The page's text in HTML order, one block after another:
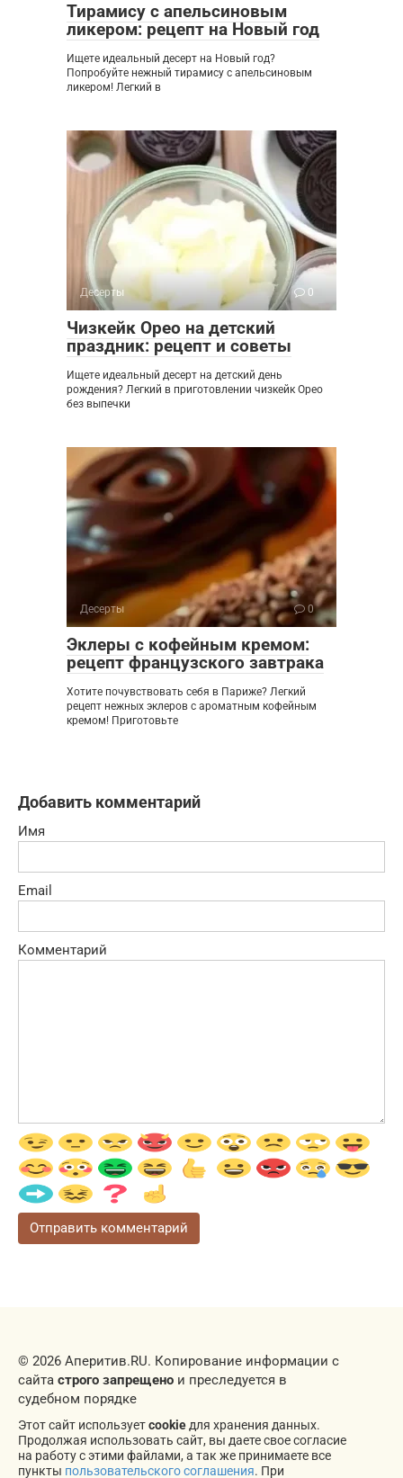
Тирамису с апельсиновым
ликером: рецепт на Новый год
Ищете идеальный десерт на Новый год?
Попробуйте нежный тирамису с апельсиновым
ликером! Легкий в
Десерты 0
Чизкейк Орео на детский
праздник: рецепт и советы
Ищете идеальный десерт на детский день
рождения? Легкий в приготовлении чизкейк Орео
без выпечки
Десерты 0
Эклеры с кофейным кремом:
рецепт французского завтрака
Хотите почувствовать себя в Париже? Легкий
рецепт нежных эклеров с ароматным кофейным
кремом! Приготовьте
Добавить комментарий
Имя
Email
Комментарий
© 2026 Аперитив.RU. Копирование информации с
сайта строго запрещено и преследуется в
судебном порядке
Этот сайт используетcookieдля хранения данных.
Продолжая использовать сайт, вы даете свое согласие
на работу с этими файлами, а так же принимаете все
пункты пользовательского соглашения. При